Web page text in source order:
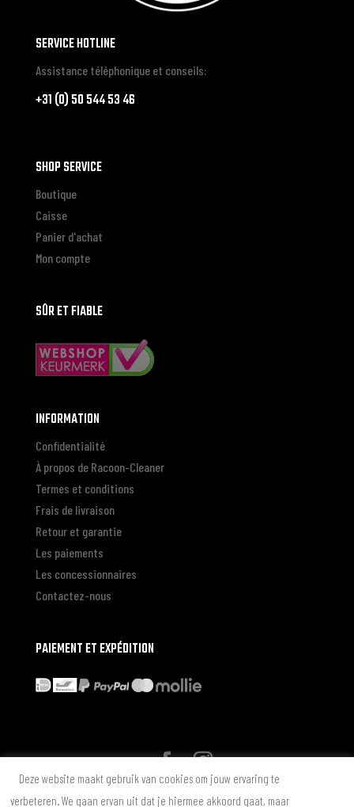
SERVICE HOTLINE
Assistance téléphonique et conseils:
+31 (0) 50 544 53 46
SHOP SERVICE
Boutique
Caisse
Panier d'achat
Mon compte
SÛR ET FIABLE
INFORMATION
Confidentialité
À propos de Racoon-Cleaner
Termes et conditions
Frais de livraison
Retour et garantie
Les paiements
Les concessionnaires
Contactez-nous
PAIEMENT ET EXPÉDITION
* Alle genoemde prijzen zijn in Euro inclusief BTW zonder
Deze website maakt gebruik van cookies om jouw ervaring te
verbeteren. We gaan ervan uit dat je hiermee akkoord gaat, maar